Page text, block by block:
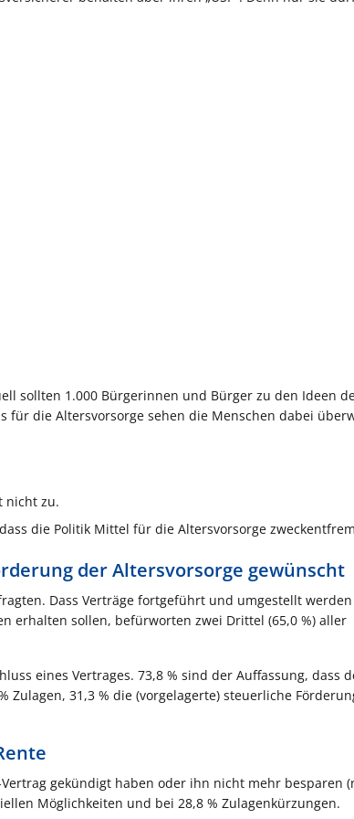
sollten 1.000 Bürgerinnen und Bürger zu den Ideen
für die Altersvorsorge sehen die Menschen dabei
nicht zu.
die Politik Mittel für die Altersvorsorge
der Altersvorsorge gewünscht
Dass Verträge fortgeführt und umgestellt
erhalten sollen, befürworten zwei Drittel (65,0 %) aller
eines Vertrages. 73,8 % sind der Auffassung, dass
31,3 % die (vorgelagerte) steuerliche
gekündigt haben oder ihn nicht mehr besparen
Möglichkeiten und bei 28,8 % Zulagenkürzungen.